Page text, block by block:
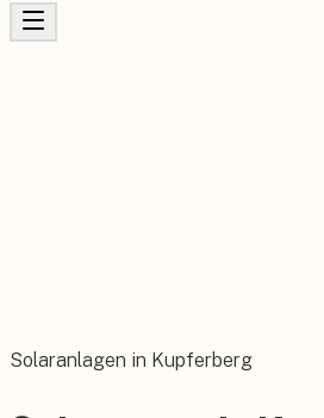
Solaranlagen in Kupferberg